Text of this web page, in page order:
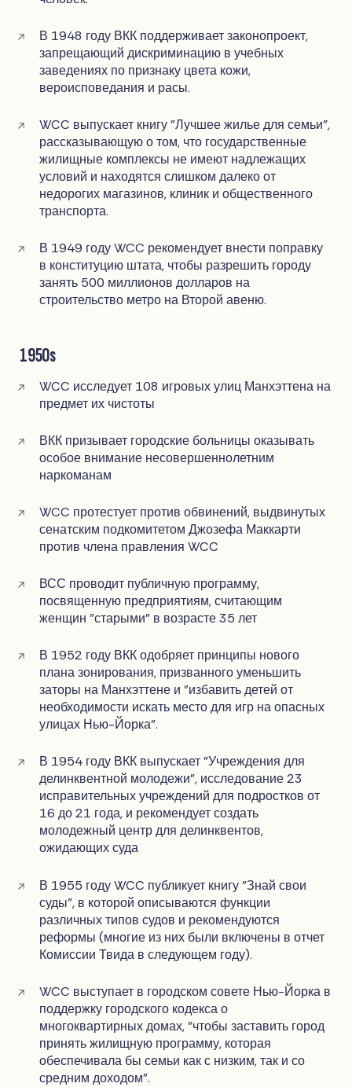
В 1948 году ВКК поддерживает законопроект,
запрещающий дискриминацию в учебных
заведениях по признаку цвета кожи,
вероисповедания и расы.
WCC выпускает книгу "Лучшее жилье для семьи",
рассказывающую о том, что государственные
жилищные комплексы не имеют надлежащих
условий и находятся слишком далеко от
недорогих магазинов, клиник и общественного
транспорта.
В 1949 году WCC рекомендует внести поправку
в конституцию штата, чтобы разрешить городу
занять 500 миллионов долларов на
строительство метро на Второй авеню.
1950s
WCC исследует 108 игровых улиц Манхэттена на
предмет их чистоты
ВКК призывает городские больницы оказывать
особое внимание несовершеннолетним
наркоманам
WCC протестует против обвинений, выдвинутых
сенатским подкомитетом Джозефа Маккарти
против члена правления WCC
ВСС проводит публичную программу,
посвященную предприятиям, считающим
женщин "старыми" в возрасте 35 лет
В 1952 году ВКК одобряет принципы нового
плана зонирования, призванного уменьшить
заторы на Манхэттене и "избавить детей от
необходимости искать место для игр на опасных
улицах Нью-Йорка".
В 1954 году ВКК выпускает "Учреждения для
делинквентной молодежи", исследование 23
исправительных учреждений для подростков от
16 до 21 года, и рекомендует создать
молодежный центр для делинквентов,
ожидающих суда
В 1955 году WCC публикует книгу "Знай свои
суды", в которой описываются функции
различных типов судов и рекомендуются
реформы (многие из них были включены в отчет
Комиссии Твида в следующем году).
WCC выступает в городском совете Нью-Йорка в
поддержку городского кодекса о
многоквартирных домах, "чтобы заставить город
принять жилищную программу, которая
обеспечивала бы семьи как с низким, так и со
средним доходом".